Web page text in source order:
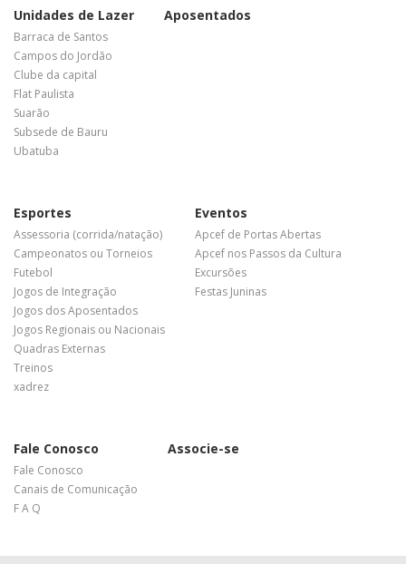
Unidades de Lazer
Barraca de Santos
Campos do Jordão
Clube da capital
Flat Paulista
Suarão
Subsede de Bauru
Ubatuba
Aposentados
Esportes
Assessoria (corrida/natação)
Campeonatos ou Torneios
Futebol
Jogos de Integração
Jogos dos Aposentados
Jogos Regionais ou Nacionais
Quadras Externas
Treinos
xadrez
Eventos
Apcef de Portas Abertas
Apcef nos Passos da Cultura
Excursões
Festas Juninas
Fale Conosco
Fale Conosco
Canais de Comunicação
F A Q
Associe-se